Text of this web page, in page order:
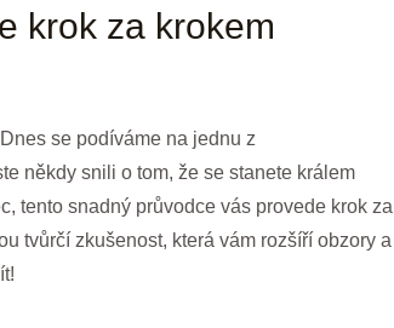
krok za krokem
se podíváme na jednu z
někdy snili o tom, že se stanete králem
tento snadný průvodce vás provede krok za
tvůrčí zkušenost, která vám rozšíří obzory a